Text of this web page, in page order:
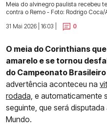
Meia do alvinegro paulista recebeu
contra o Remo - Foto: Rodrigo
31 Mai 2026 | 16:03 |
0
O meia do Corinthians
amarelo e se tornou
do Campeonato
advertência aconteceu na
rodada, e automaticamente
seguinte, que será
Mundo.